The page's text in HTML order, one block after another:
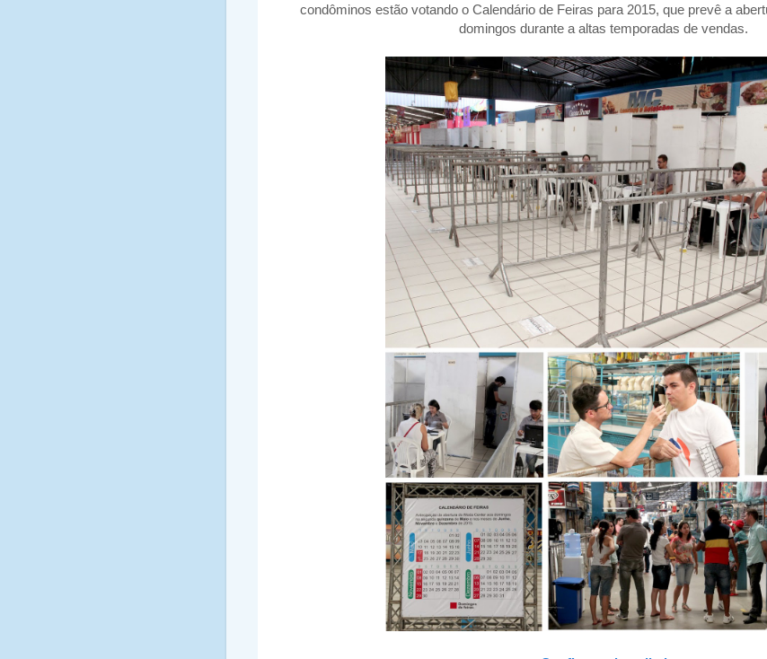
condôminos estão votando o Calendário de Feiras para 2015, que prevê a
domingos durante a altas temporadas de vendas.